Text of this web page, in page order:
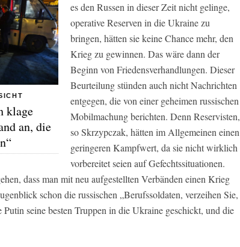
klage
an, die
es den Russen in dieser Zeit nicht gelinge,
operative Reserven in die Ukraine zu
bringen, hätten sie keine Chance mehr, den
Krieg zu gewinnen. Das wäre dann der
Beginn von Friedensverhandlungen. Dieser
Beurteilung stünden auch nicht Nachrichten
entgegen, die von einer geheimen russischen
Mobilmachung berichten. Denn Reservisten,
so Skrzypczak, hätten im Allgemeinen einen
geringeren Kampfwert, da sie nicht wirklich
vorbereitet seien auf Gefechtssituationen.
dass man mit neu aufgestellten Verbänden einen Krieg
schon die russischen „Berufssoldaten, verzeihen Sie,
seine besten Truppen in die Ukraine geschickt, und die